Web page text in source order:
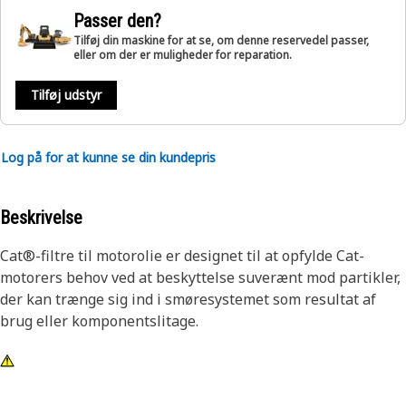
Passer den?
Tilføj din maskine for at se, om denne reservedel passer,
eller om der er muligheder for reparation.
Tilføj udstyr
Log på for at kunne se din kundepris
Beskrivelse
Cat®-filtre til motorolie er designet til at opfylde Cat-
motorers behov ved at beskyttelse suverænt mod partikler,
der kan trænge sig ind i smøresystemet som resultat af
brug eller komponentslitage.